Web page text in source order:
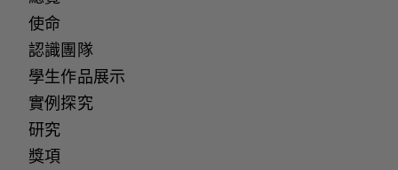
使命
認識團隊
學生作品展示
實例探究
研究
獎項